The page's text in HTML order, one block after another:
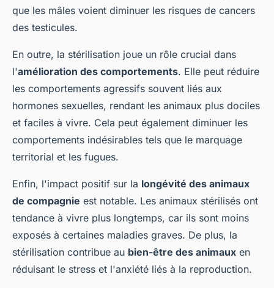
que les mâles voient diminuer les risques de cancers
des testicules.
En outre, la stérilisation joue un rôle crucial dans
l'amélioration des comportements. Elle peut réduire
les comportements agressifs souvent liés aux
hormones sexuelles, rendant les animaux plus dociles
et faciles à vivre. Cela peut également diminuer les
comportements indésirables tels que le marquage
territorial et les fugues.
Enfin, l'impact positif sur la longévité des animaux
de compagnie est notable. Les animaux stérilisés ont
tendance à vivre plus longtemps, car ils sont moins
exposés à certaines maladies graves. De plus, la
stérilisation contribue au bien-être des animaux en
réduisant le stress et l'anxiété liés à la reproduction.